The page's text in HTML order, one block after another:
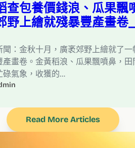
查包養價錢浪、瓜果飄
野上繪就殘暴豐產畫卷
聞：金秋十月，廣袤郊野上繪就了一
產畫卷。金黃稻浪、瓜果飄噴鼻，田
碌氣象，收獲的…
Read More Articles